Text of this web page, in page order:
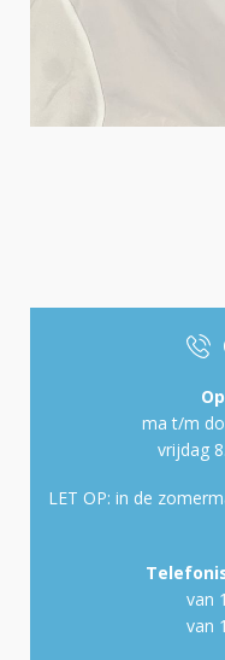
ma t/m
vrijdag
LET OP: in de
van
van